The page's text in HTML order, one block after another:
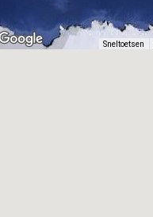
Sneltoetsen